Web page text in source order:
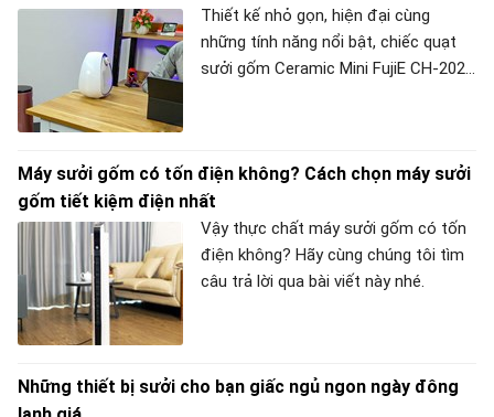
Thiết kế nhỏ gọn, hiện đại cùng
những tính năng nổi bật, chiếc quạt
sưởi gốm Ceramic Mini FujiE CH-202
META để có được cái nhìn khách
quan về sản phẩm này nhé.
Máy sưởi gốm có tốn điện không? Cách chọn máy sưởi
gốm tiết kiệm điện nhất
Vậy thực chất máy sưởi gốm có tốn
điện không? Hãy cùng chúng tôi tìm
câu trả lời qua bài viết này nhé.
Những thiết bị sưởi cho bạn giấc ngủ ngon ngày đông